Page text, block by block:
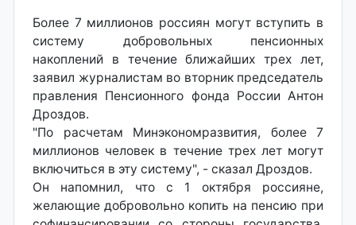
Более 7 миллионов россиян могут вступить в
систему добровольных пенсионных
накоплений в течение ближайших трех лет,
заявил журналистам во вторник председатель
правления Пенсионного фонда России Антон
Дроздов.
"По расчетам Минэкономразвития, более 7
миллионов человек в течение трех лет могут
включиться в эту систему", - сказал Дроздов.
Он напомнил, что с 1 октября россияне,
желающие добровольно копить на пенсию при